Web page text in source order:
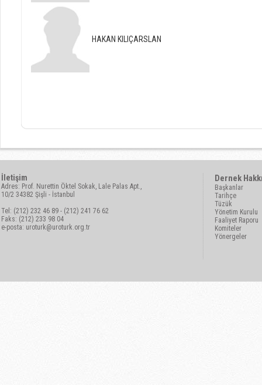
HAKAN KILIÇARSLAN
İletişim
Adres: Prof. Nurettin Öktel Sokak, Lale Palas Apt.,
10/2 34382 Şişli - İstanbul
Tel: (212) 232 46 89 - (212) 241 76 62
Faks: (212) 233 98 04
e-posta: uroturk@uroturk.org.tr
Dernek
Başkanlar
Tarihçe
Tüzük
Yönetim Kurulu
Faaliyet Raporu
Komiteler
Yönergeler